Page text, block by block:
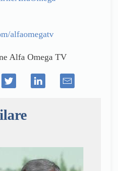
alfaomegatv
Alfa Omega TV